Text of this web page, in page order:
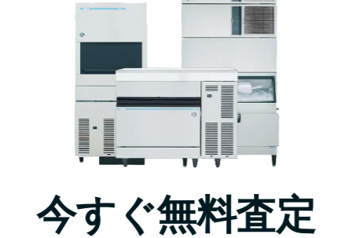
今すぐ無料査定